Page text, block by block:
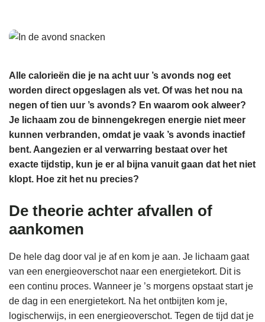
Alle calorieën die je na acht uur ’s avonds nog eet
worden direct opgeslagen als vet. Of was het nou na
negen of tien uur ’s avonds? En waarom ook alweer?
Je lichaam zou de binnengekregen energie niet meer
kunnen verbranden, omdat je vaak ’s avonds inactief
bent. Aangezien er al verwarring bestaat over het
exacte tijdstip, kun je er al bijna vanuit gaan dat het niet
klopt. Hoe zit het nu precies?
De theorie achter afvallen of
aankomen
De hele dag door val je af en kom je aan. Je lichaam gaat
van een energieoverschot naar een energietekort. Dit is
een continu proces. Wanneer je ’s morgens opstaat start je
de dag in een energietekort. Na het ontbijten kom je,
logischerwijs, in een energieoverschot. Tegen de tijd dat je